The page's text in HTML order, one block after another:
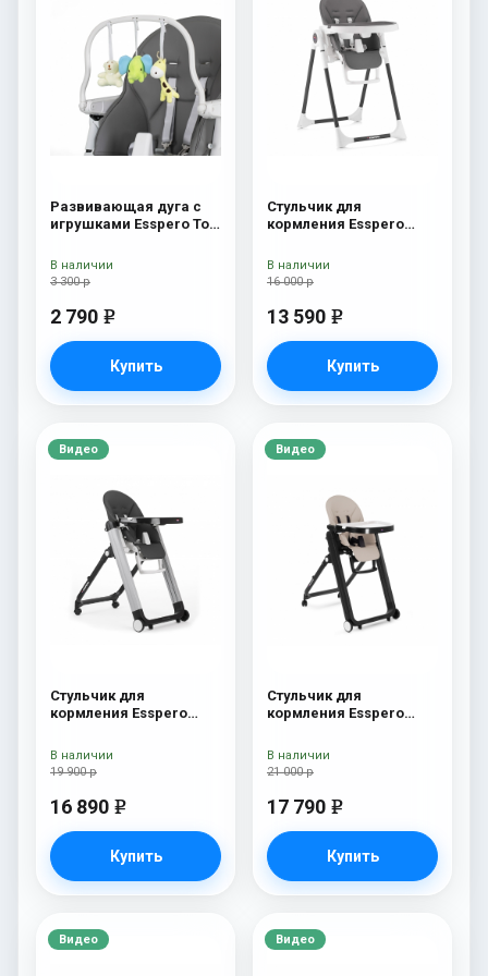
Развивающая дуга с
игрушками Esspero Toy
3 300 р
2 790 e
Купить
В наличии
Стульчик для
кормления Esspero
16 000 р
13 590 e
Купить
В наличии
Видео
Стульчик для
кормления Esspero
19 900 р
16 890 e
Купить
В наличии
Видео
Стульчик для
кормления Esspero
21 000 р
17 790 e
Купить
В наличии
Видео Видео